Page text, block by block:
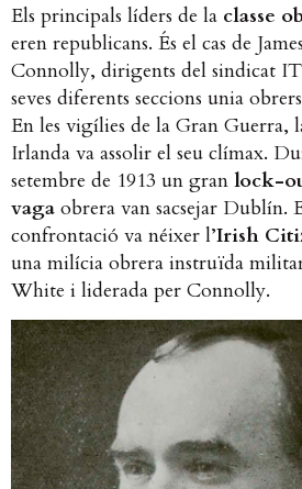
Els principals líders de la classe
eren republicans. És el cas de
Connolly, dirigents del sindicat
seves diferents seccions unia
En les vigílies de la Gran Guerra,
Irlanda va assolir el seu clímax.
setembre de 1913 un gran lock-
vaga obrera van sacsejar Dublín.
confrontació va néixer l’Irish
una milícia obrera instruïda
White i liderada per Connolly.